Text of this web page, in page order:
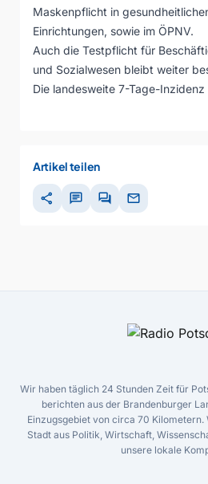
Maskenpflicht in
Einrichtungen, sowie im ÖPNV.
Auch die Testpflicht für
und Sozialwesen bleibt weiter
Die landesweite 7-Tage-
Artikel teilen
share chat forum mail
Wir haben täglich 24 Stunden Zeit für
berichten aus der Brandenburger
Einzugsgebiet von circa 70 Kilometern.
Stadt aus Politik, Wirtschaft,
unsere lokale